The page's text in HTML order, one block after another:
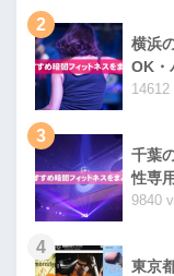
2
横浜
OK・
14612
3
千葉
性専
9840
4
東京